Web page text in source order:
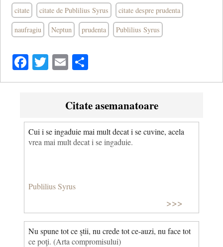
citate citate de Publilius Syrus citate despre prudenta
naufragiu Neptun prudenta Publilius Syrus
Facebook
Twitter
Email
Citate asemanatoare
Cui i se ingaduie mai mult decat i se cuvine, acela
vrea mai mult decat i se ingaduie.
Publilius Syrus
>>>
Nu spune tot ce ştii, nu crede tot ce-auzi, nu face tot
ce poţi. (Arta compromisului)